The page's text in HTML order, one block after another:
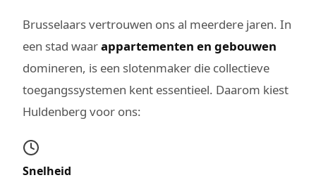
Brusselaars vertrouwen ons al meerdere jaren. In
een stad waarappartementen en gebouwen
domineren, is een slotenmaker die collectieve
toegangssystemen kent essentieel. Daarom kiest
Huldenberg voor ons:
Snelheid